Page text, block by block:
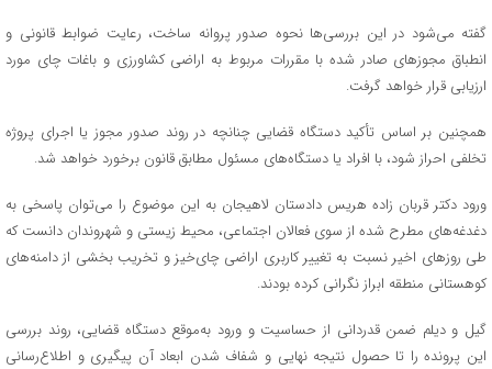
گفته می‌شود در این بررسی‌ها نحوه صدور پروانه ساخت، رعایت ضوابط قانونی و
انطباق مجوزهای صادر شده با مقررات مربوط به اراضی کشاورزی و باغات چای مورد
ارزیابی قرار خواهد گرفت.
همچنین بر اساس تأکید دستگاه قضایی چنانچه در روند صدور مجوز یا اجرای پروژه
تخلفی احراز شود، با افراد یا دستگاه‌های مسئول مطابق قانون برخورد خواهد شد.
ورود دکتر قربان زاده هریس دادستان لاهیجان به این موضوع را می‌توان پاسخی به
دغدغه‌های مطرح شده از سوی فعالان اجتماعی، محیط زیستی و شهروندان دانست که
طی روزهای اخیر نسبت به تغییر کاربری اراضی چای‌خیز و تخریب بخشی از دامنه‌های
کوهستانی منطقه ابراز نگرانی کرده بودند.
گیل و دیلم ضمن قدردانی از حساسیت و ورود به‌موقع دستگاه قضایی، روند بررسی
این پرونده را تا حصول نتیجه نهایی و شفاف شدن ابعاد آن پیگیری و اطلاع‌رسانی